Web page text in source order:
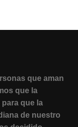
que aman
que la
que la
de nuestro